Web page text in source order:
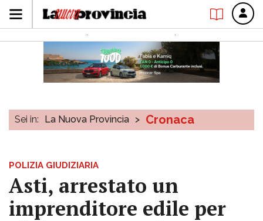
Sei in: La Nuova Provincia > Cronaca
POLIZIA GIUDIZIARIA
Asti, arrestato un
imprenditore edile per